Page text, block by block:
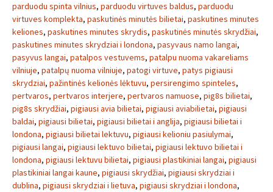
parduodu spinta vilnius, parduodu virtuves baldus, parduodu
virtuves komplekta, paskutinės minutės bilietai, paskutines minutes
keliones, paskutines minutes skrydis, paskutinės minutės skrydžiai,
paskutines minutes skrydziai i londona, pasyvaus namo langai,
pasyvus langai, patalpos vestuvems, patalpu nuoma vakareliams
vilniuje, patalpų nuoma vilniuje, patogi virtuve, patys pigiausi
skrydziai, pažintinės kelionės lėktuvu, persirengimo spinteles,
pertvaros, pertvaros interjere, pertvaros namuose, pig8s bilietai,
pig8s skrydžiai, pigiausi avia bilietai, pigiausi aviabilietai, pigiausi
baldai, pigiausi bilietai, pigiausi bilietai i anglija, pigiausi bilietai i
londona, pigiausi bilietai lektuvu, pigiausi kelioniu pasiulymai,
pigiausi langai, pigiausi lektuvo bilietai, pigiausi lektuvo bilietai i
londona, pigiausi lektuvu bilietai, pigiausi plastikiniai langai, pigiausi
plastikiniai langai kaune, pigiausi skrydžiai, pigiausi skrydziai i
dublina, pigiausi skrydziai i lietuva, pigiausi skrydziai i londona,